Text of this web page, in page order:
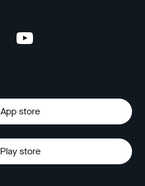
App store
Play store